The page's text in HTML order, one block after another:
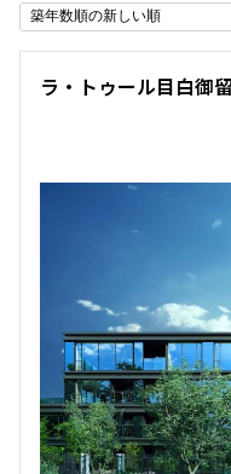
ラ・トゥール目白御